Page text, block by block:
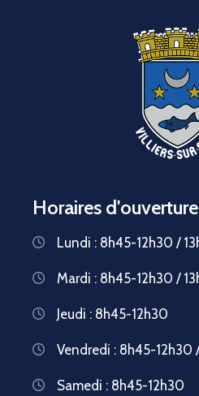
Horaires
Lundi : 8h45-12h30 /
Mardi : 8h45-12h30 /
Jeudi : 8h45-12h30
Vendredi : 8h45-12h30
Samedi : 8h45-12h30